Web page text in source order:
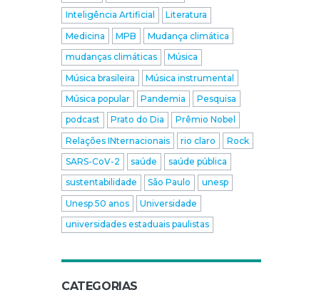
Inteligência Artificial
Literatura
Medicina
MPB
Mudança climática
mudanças climáticas
Música
Música brasileira
Música instrumental
Música popular
Pandemia
Pesquisa
podcast
Prato do Dia
Prêmio Nobel
Relações INternacionais
rio claro
Rock
SARS-CoV-2
saúde
saúde pública
sustentabilidade
São Paulo
unesp
Unesp 50 anos
Universidade
universidades estaduais paulistas
CATEGORIAS